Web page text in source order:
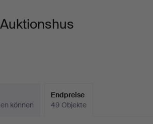
können
Endpreise
49 Objekte